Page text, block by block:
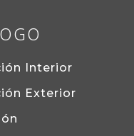
Interior
Exterior